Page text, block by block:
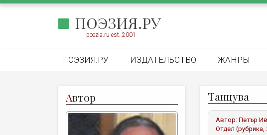
ПОЭЗИЯ.РУ
poezia.ru est. 2001
ПОЭЗИЯ.РУ ИЗДАТЕЛЬСТВО ЖАНРЫ
Автор Танцува
Автор: Петър
Отдел (рубрика,